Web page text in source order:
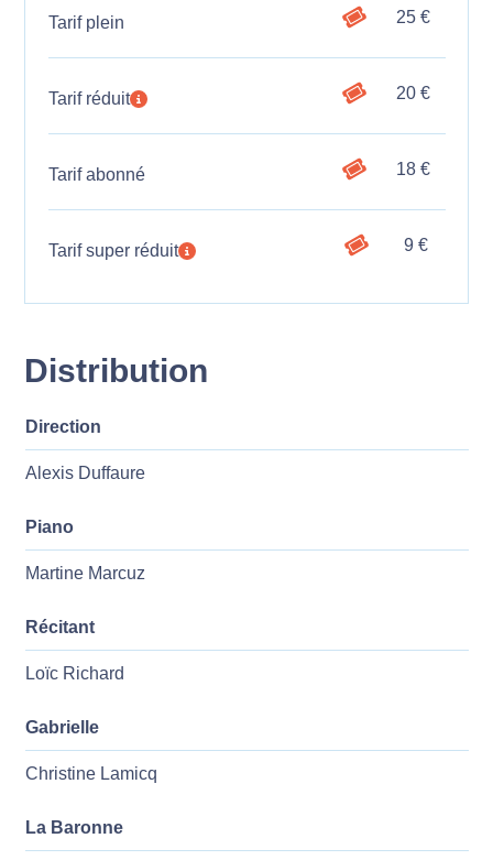
Tarif plein 25 €
Tarif réduit 20 €
Tarif abonné 18 €
Tarif super réduit 9 €
Distribution
Direction
Alexis Duffaure
Piano
Martine Marcuz
Récitant
Loïc Richard
Gabrielle
Christine Lamicq
La Baronne